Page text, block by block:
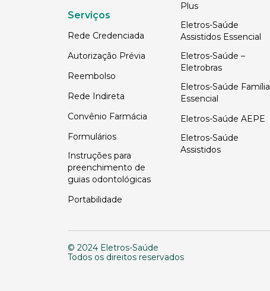
Serviços
Rede Credenciada
Autorização Prévia
Reembolso
Rede Indireta
Convênio Farmácia
Formulários
Instruções para
preenchimento de
guias odontológicas
Portabilidade
Plus
Eletros-Saúde
Assistidos Essencial
Eletros-Saúde –
Eletrobras
Eletros-Saúde Família
Essencial
Eletros-Saúde AEPE
Eletros-Saúde
Assistidos
© 2024 Eletros-Saúde
Todos os direitos reservados